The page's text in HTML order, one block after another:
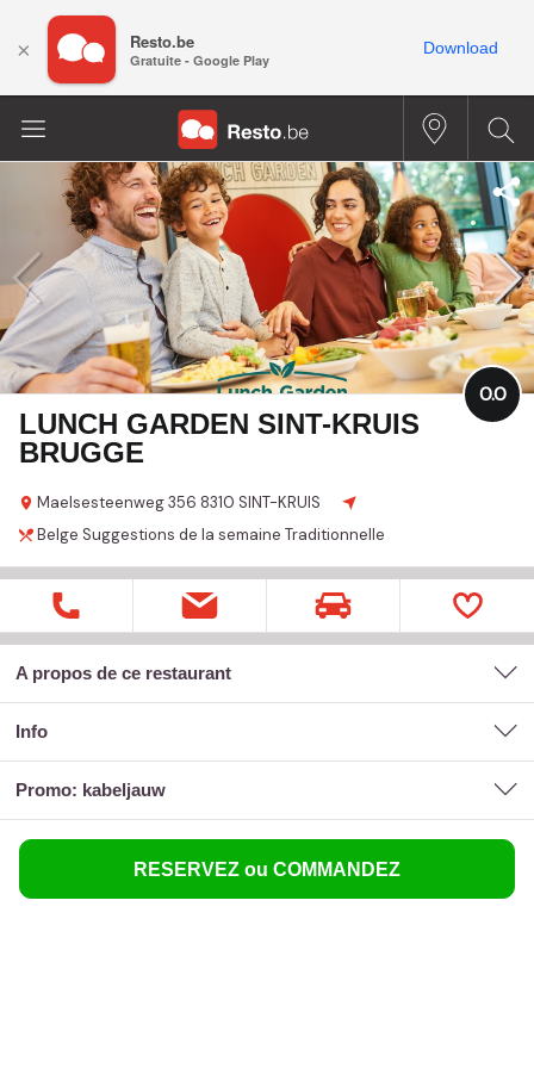
LUNCH GARDEN SINT-KRUIS
BRUGGE
Maelsesteenweg356 8310 SINT-KRUIS
0.0
Belge Suggestions de la semaine Traditionnelle
A propos de ce restaurant
Info
promo: kabeljauw
RESERVEZ ou COMMANDEZ
× Resto.be
Gratuite - Google Play
Download